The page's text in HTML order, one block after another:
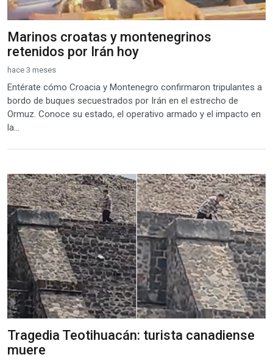
Marinos croatas y montenegrinos
retenidos por Irán hoy
hace 3 meses
Entérate cómo Croacia y Montenegro confirmaron tripulantes a
bordo de buques secuestrados por Irán en el estrecho de
Ormuz. Conoce su estado, el operativo armado y el impacto en
la...
Tragedia Teotihuacán: turista canadiense
muere